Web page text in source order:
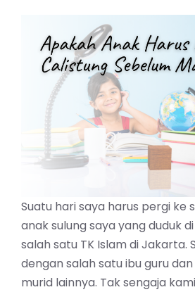
Suatu hari saya harus pergi ke
anak sulung saya yang duduk
salah satu TK Islam di Jakarta.
dengan salah satu ibu guru
murid lainnya. Tak sengaja